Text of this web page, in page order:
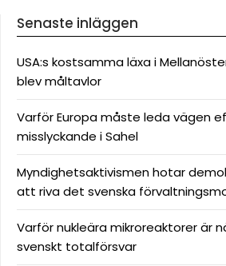
Senaste inläggen
USA:s kostsamma läxa i
blev måltavlor
Varför Europa måste leda vägen
misslyckande i Sahel
Myndighetsaktivismen hotar
att riva det svenska
Varför nukleära mikroreaktorer är
svenskt totalförsvar